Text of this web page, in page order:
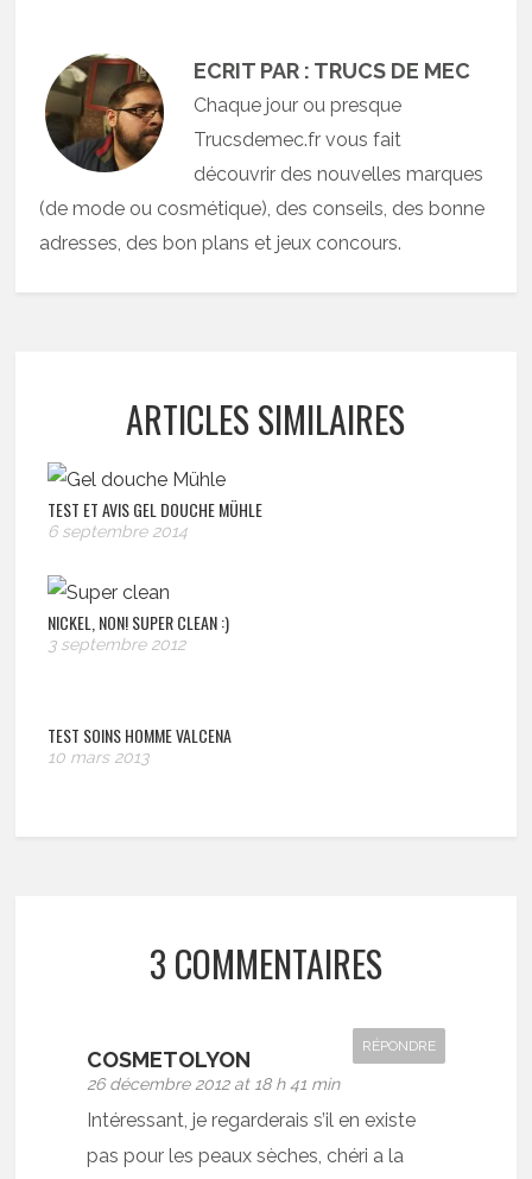
ECRIT PAR : TRUCS DE MEC
Chaque jour ou presque
Trucsdemec.fr vous fait
découvrir des nouvelles marques
(de mode ou cosmétique), des conseils, des bonne
adresses, des bon plans et jeux concours.
ARTICLES SIMILAIRES
TEST ET AVIS GEL DOUCHE MÜHLE
6 septembre 2014
NICKEL, NON! SUPER CLEAN :)
3 septembre 2012
TEST SOINS HOMME VALCENA
10 mars 2013
3 COMMENTAIRES
COSMETOLYON
26 décembre 2012 at 18 h 41 min
RÉPONDRE
Intéressant, je regarderais s’il en existe
pas pour les peaux sèches, chéri a la